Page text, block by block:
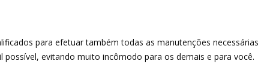
para efetuar também todas as manutenções necessárias
evitando muito incômodo para os demais e para você.